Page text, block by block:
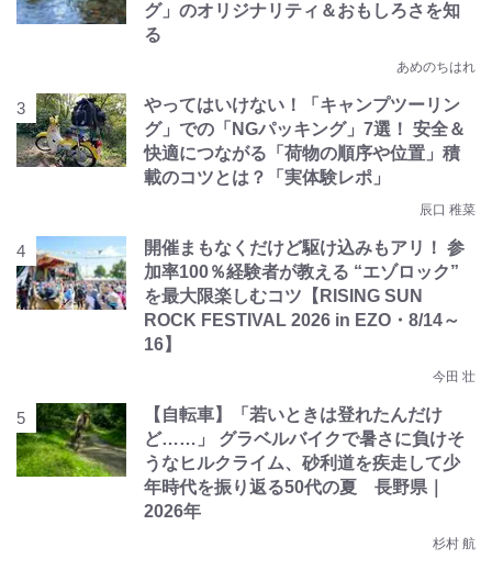
グ」のオリジナリティ＆おもしろさを知
る
あめのちはれ
やってはいけない！「キャンプツーリン
グ」での「NGパッキング」7選！ 安全＆
快適につながる「荷物の順序や位置」積
載のコツとは？「実体験レポ」
辰口 稚菜
開催まもなくだけど駆け込みもアリ！ 参
加率100％経験者が教える “エゾロック”
を最大限楽しむコツ【RISING SUN
ROCK FESTIVAL 2026 in EZO・8/14～
16】
今田 壮
【自転車】「若いときは登れたんだけ
ど……」 グラベルバイクで暑さに負けそ
うなヒルクライム、砂利道を疾走して少
年時代を振り返る50代の夏 長野県｜
2026年
杉村 航